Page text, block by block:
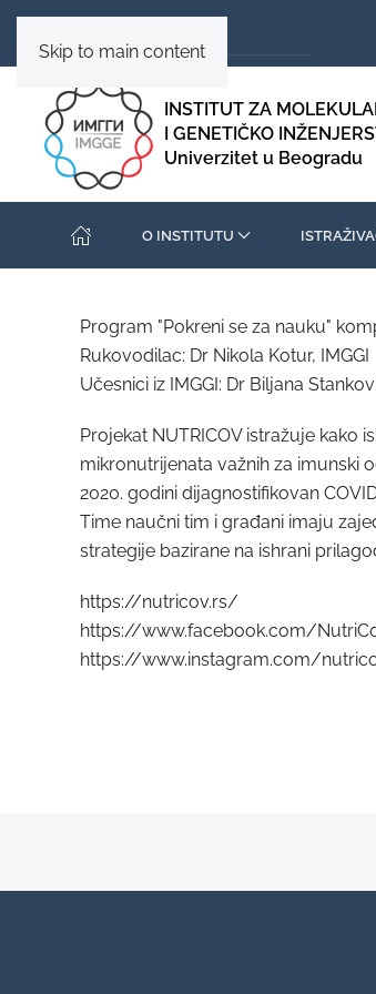
Skip to main content
INSTITUT ZA
I GENETIČKO
Univerzitet u Beogradu
O INSTITUTU
Program "Pokreni se za nauku"
Rukovodilac: Dr Nikola Kotur, IMGGI
Učesnici iz IMGGI: Dr Biljana
Projekat NUTRICOV istražuje kako
mikronutrijenata važnih za imunski
2020. godini dijagnostifikovan
Time naučni tim i građani imaju
strategije bazirane na ishrani
https://nutricov.rs/
https://www.facebook.com/
https://www.instagram.com/